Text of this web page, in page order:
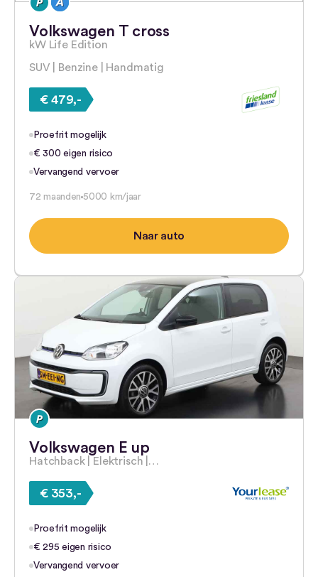
Volkswagen T cross
kW Life Edition
SUV | Benzine | Handmatig
€ 479,-
Proefrit mogelijk
€ 300 eigen risico
Vervangend vervoer
72 maanden 5000 km/jaar
Naar auto
Volkswagen E up
Hatchback | Elektrisch |…
€ 353,-
Proefrit mogelijk
€ 295 eigen risico
Vervangend vervoer